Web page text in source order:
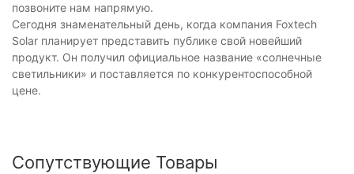
позвоните нам напрямую.
Сегодня знаменательный день, когда компания Foxtech
Solar планирует представить публике свой новейший
продукт. Он получил официальное название «солнечные
светильники» и поставляется по конкурентоспособной
цене.
Сопутствующие Товары